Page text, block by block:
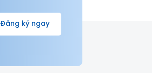
Đăng ký ngay